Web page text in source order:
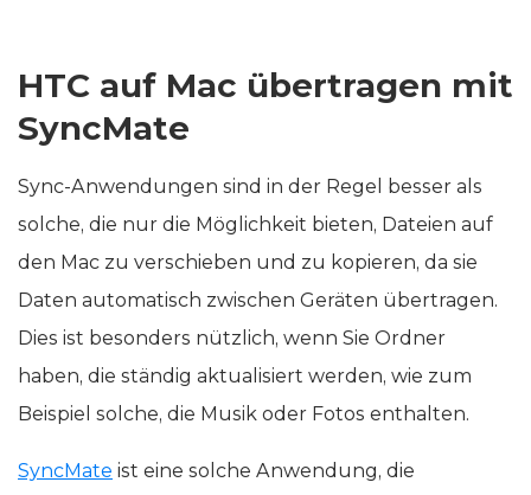
HTC auf Mac übertragen mit
SyncMate
Sync-Anwendungen sind in der Regel besser als
solche, die nur die Möglichkeit bieten, Dateien auf
den Mac zu verschieben und zu kopieren, da sie
Daten automatisch zwischen Geräten übertragen.
Dies ist besonders nützlich, wenn Sie Ordner
haben, die ständig aktualisiert werden, wie zum
Beispiel solche, die Musik oder Fotos enthalten.
SyncMate ist eine solche Anwendung, die